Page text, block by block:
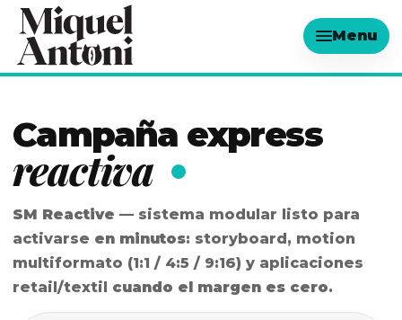
Menu
Sobre mí
Apagar fuego
Campaña express
reactiva
SM Reactive — sistema modular listo para
activarse en minutos: storyboard, motion
multiformato (1:1 / 4:5 / 9:16) y aplicaciones
retail/textil cuando el margen es cero.